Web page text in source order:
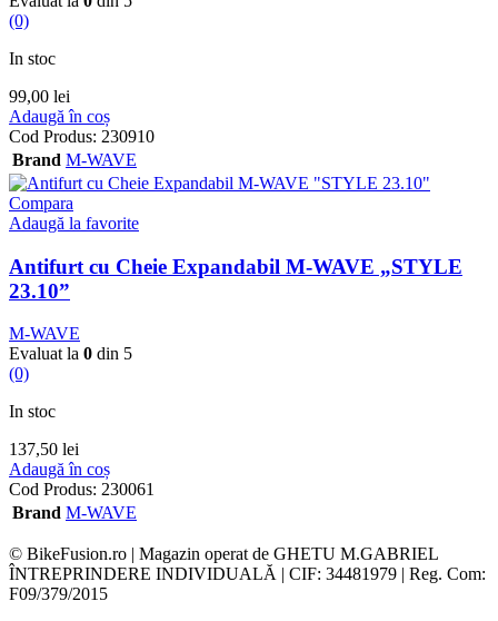
(0)
In stoc
99,00 lei
Adaugă în coș
Cod Produs: 230910
Brand M-WAVE
Compara
Adaugă la favorite
Antifurt cu Cheie Expandabil M-WAVE „STYLE
23.10”
M-WAVE
Evaluat la 0 din 5
(0)
In stoc
137,50 lei
Adaugă în coș
Cod Produs: 230061
Brand M-WAVE
© BikeFusion.ro | Magazin operat de GHETU M.GABRIEL
ÎNTREPRINDERE INDIVIDUALĂ | CIF: 34481979 | Reg. Com:
F09/379/2015